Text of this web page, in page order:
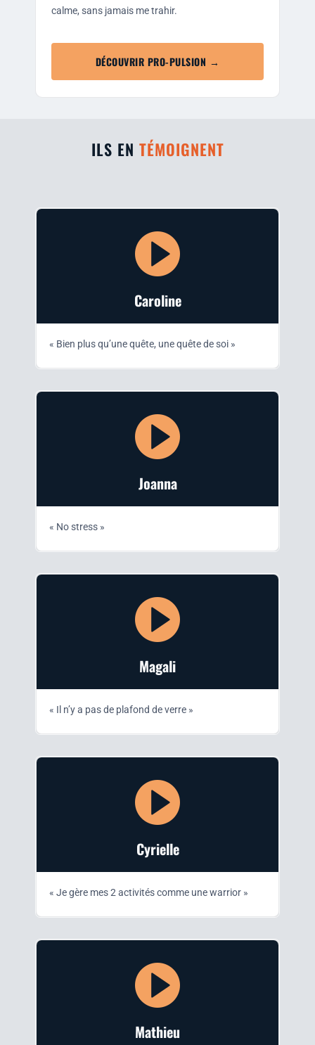
calme, sans jamais me trahir.
DÉCOUVRIR PRO-PULSION →
ILS EN TÉMOIGNENT
Caro­line
« Bien plus qu’une quête, une quête de soi »
Joan­na
« No stress »
Maga­li
« Il n’y a pas de pla­fond de verre »
Cyrielle
« Je gère mes 2 acti­vi­tés comme une warrior »
Mathieu